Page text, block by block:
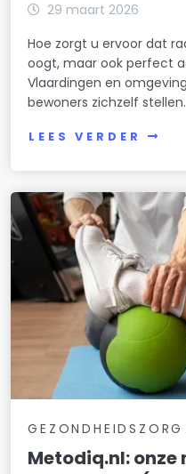
29 maart 2026
Hoe zorgt u ervoor dat
oogt, maar ook perfect
Vlaardingen en
bewoners zichzelf stellen.
LEES VERDER
Metodiq.nl: onze